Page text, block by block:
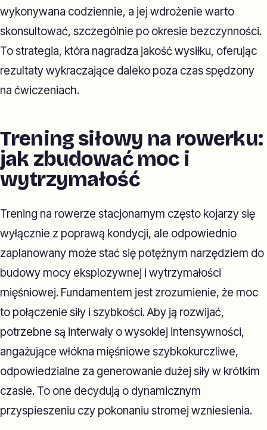
wykonywana codziennie, a jej wdrożenie warto
skonsultować, szczególnie po okresie bezczynności.
To strategia, która nagradza jakość wysiłku, oferując
rezultaty wykraczające daleko poza czas spędzony
na ćwiczeniach.
Trening siłowy na rowerku:
jak zbudować moc i
wytrzymałość
Trening na rowerze stacjonarnym często kojarzy się
wyłącznie z poprawą kondycji, ale odpowiednio
zaplanowany może stać się potężnym narzędziem do
budowy mocy eksplozywnej i wytrzymałości
mięśniowej. Fundamentem jest zrozumienie, że moc
to połączenie siły i szybkości. Aby ją rozwijać,
potrzebne są interwały o wysokiej intensywności,
angażujące włókna mięśniowe szybkokurczliwe,
odpowiedzialne za generowanie dużej siły w krótkim
czasie. To one decydują o dynamicznym
przyspieszeniu czy pokonaniu stromej wzniesienia.